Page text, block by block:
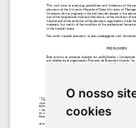
O nosso
cookies